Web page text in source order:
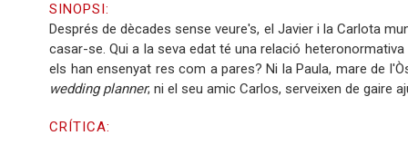
SINOPSI:
Després de dècades sense veure's, el Javier i la Carlota
casar-se. Qui a la seva edat té una relació
els han ensenyat res com a pares? Ni la Paula, mare de
wedding planner; ni el seu amic Carlos, serveixen de gaire
CRÍTICA: